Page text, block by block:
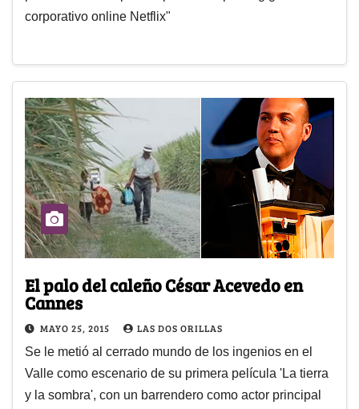
corporativo online Netflix"
El palo del caleño César Acevedo en
Cannes
MAYO 25, 2015 LAS DOS ORILLAS
Se le metió al cerrado mundo de los ingenios en el
Valle como escenario de su primera película 'La tierra
y la sombra', con un barrendero como actor principal